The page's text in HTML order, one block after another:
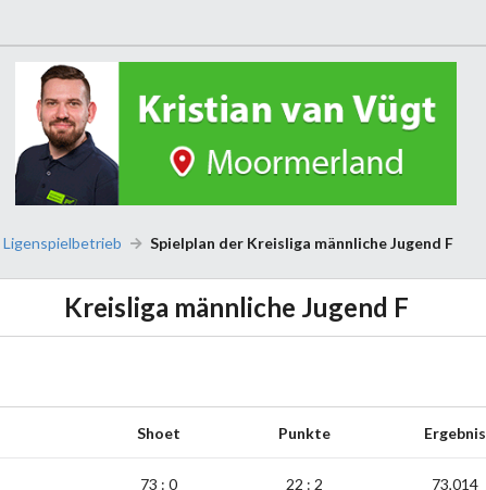
Ligenspielbetrieb Spielplan der Kreisliga männliche Jugend F
Kreisliga männliche Jugend F
Shoet Punkte Ergebnis
73 : 0 22 : 2 73,014